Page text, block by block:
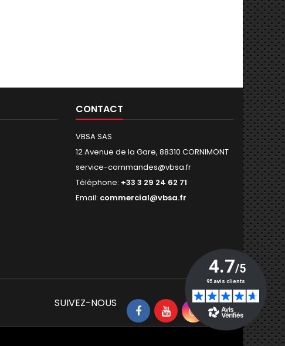
CONTACT
VBSA SAS
12 Avenue de la Gare, 88310 CORNIMONT
service-commandes@vbsa.fr
Téléphone: +33 3 29 24 62 71
Email: commercial@vbsa.fr
SUIVEZ-NOUS